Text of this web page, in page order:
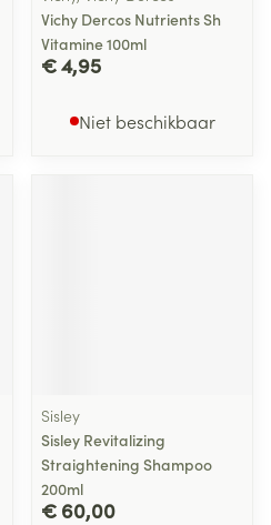
Vichy Dercos Nutrients Sh
Vitamine 100ml
€ 4,95
Niet beschikbaar
Sisley
Sisley Revitalizing
Straightening Shampoo
200ml
€ 60,00